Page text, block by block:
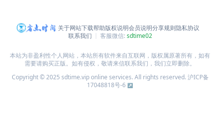
关于网站下载帮助版权说明会员说明分享规则隐私协议
联系我们
客服微信:sdtime02
本站为非盈利性个人网站，本站所有软件来自互联网，版权属原著所有，如有
需要请购买正版。如有侵权，敬请来信联系我们，我们立即删除。
Copyright © 2025 sdtime.vip online services. All rights reserved.沪ICP备
17048818号-6